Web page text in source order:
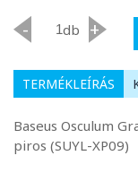
- db +
TERMÉKLEÍRÁS
Baseus Osculum
piros (SUYL-XP09)